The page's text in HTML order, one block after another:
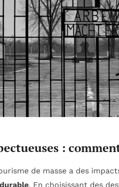
:
de masse a des
durable. En choisissant des